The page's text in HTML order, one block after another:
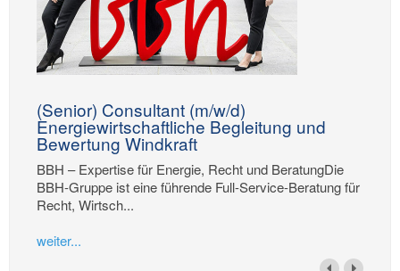
(Senior) Consultant (m/w/d)
Energiewirtschaftliche Begleitung und
Bewertung Windkraft
BBH – Expertise für Energie, Recht und BeratungDie
BBH-Gruppe ist eine führende Full-Service-Beratung für
Recht, Wirtsch...
weiter...